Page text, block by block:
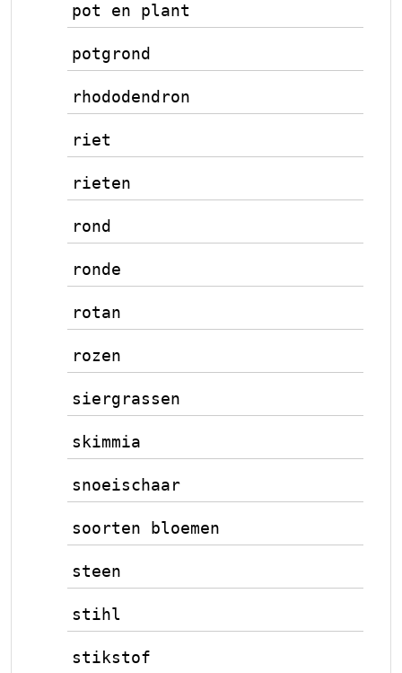
pot en plant
potgrond
rhododendron
riet
rieten
rond
ronde
rotan
rozen
siergrassen
skimmia
snoeischaar
soorten bloemen
steen
stihl
stikstof